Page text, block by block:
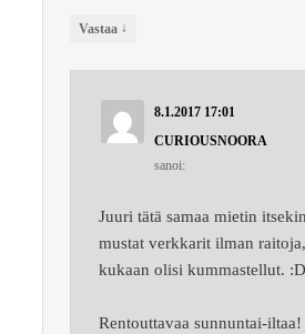
Vastaa ↓
8.1.2017 17:01
CURIOUSNOORA
sanoi:
Juuri tätä samaa mietin
mustat verkkarit ilman
kukaan olisi kummastellut. :D
Rentouttavaa sunnuntai-iltaa!